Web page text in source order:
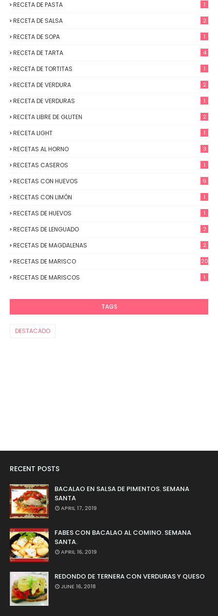
RECETA DE PASTA 1
RECETA DE SALSA 2
RECETA DE SOPA 1
RECETA DE TARTA 4
RECETA DE TORTITAS 1
RECETA DE VERDURA 2
RECETA DE VERDURAS 1
RECETA LIBRE DE GLUTEN 2
RECETA LIGHT 1
RECETAS AL HORNO 3
RECETAS CASEROS 1
RECETAS CON HUEVOS 6
RECETAS CON LIMÓN 1
RECETAS DE HUEVOS 1
RECETAS DE LENGUADO 2
RECETAS DE MAGDALENAS 2
RECETAS DE MARISCO 20
RECETAS DE MARISCOS 1
TAGS
DESTACADO
RECENT POSTS
BACALAO EN SALSA DE PIMENTOS. SEMANA
SANTA
APRIL 17, 2019
FABES CON BACALAO AL COMINO. SEMANA
SANTA.
APRIL 16, 2019
REDONDO DE TERNERA CON VERDURAS Y QUESO
JUNE 16, 2018